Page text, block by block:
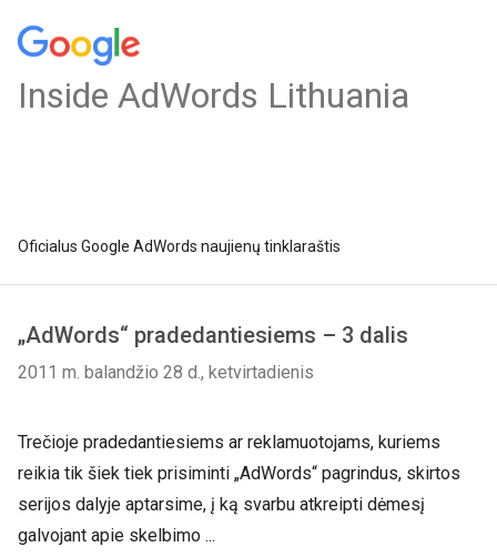
Inside AdWords Lithuania
Oficialus Google AdWords naujienų tinklaraštis
„AdWords“ pradedantiesiems – 3 dalis
2011 m. balandžio 28 d., ketvirtadienis
Trečioje pradedantiesiems ar reklamuotojams, kuriems
reikia tik šiek tiek prisiminti „AdWords“ pagrindus, skirtos
serijos dalyje aptarsime, į ką svarbu atkreipti dėmesį
galvojant apie skelbimo ...